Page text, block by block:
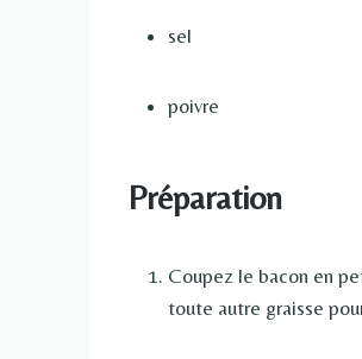
sel
poivre
Préparation
Coupez le bacon en
toute autre graisse